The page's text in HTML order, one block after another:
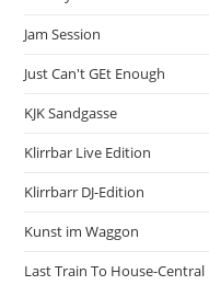
Jam Session
Just Can't GEt Enough
KJK Sandgasse
Klirrbar Live Edition
Klirrbarr DJ-Edition
Kunst im Waggon
Last Train To House-Central